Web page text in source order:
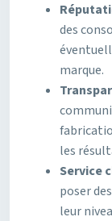
des
marque.
les
Service
poser
leur